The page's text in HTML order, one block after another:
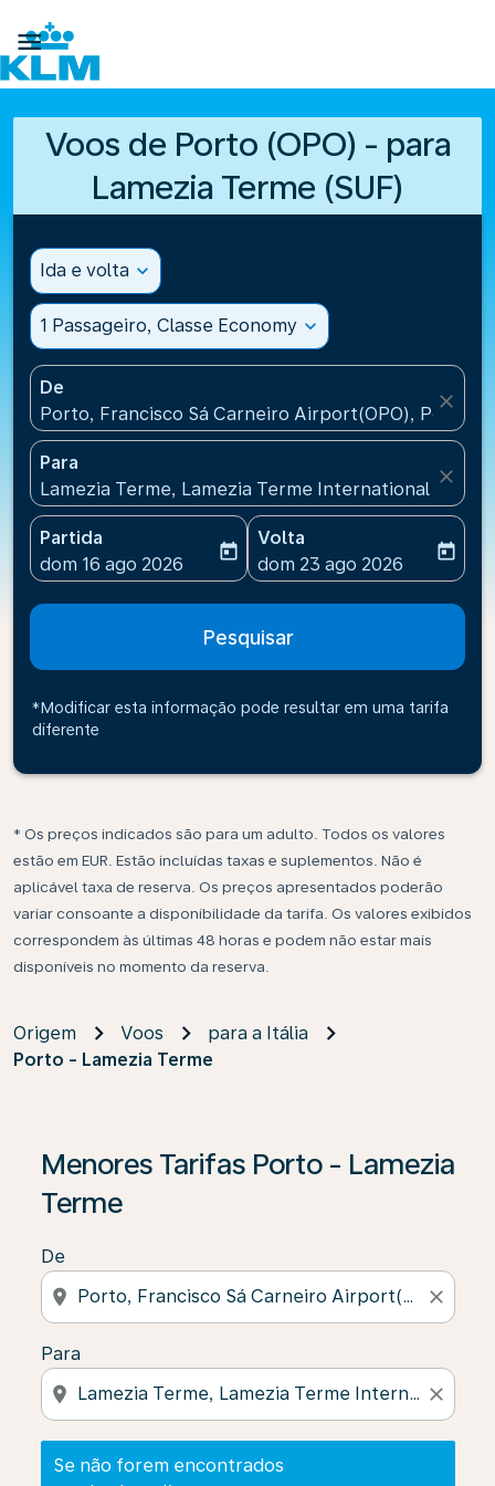

Voos de Porto (OPO) - para
Lamezia Terme (SUF)
Ida e volta expand_more
1 Passageiro, Classe Economy expand_more
De
Porto, Francisco Sá Carneiro Airport(OPO), Portugal
close
Para
Lamezia Terme, Lamezia Terme International
close
Partida
fc-booking-departure-date-aria-label
dom 16 ago 2026
today
Volta
fc-booking-return-date-
dom 23 ago 2026
today
Pesquisar
*Modificar esta informação pode resultar em uma tarifa
diferente
* Os preços indicados são para um adulto. Todos os valores
estão em EUR. Estão incluídas taxas e suplementos. Não é
aplicável taxa de reserva. Os preços apresentados poderão
variar consoante a disponibilidade da tarifa. Os valores exibidos
correspondem às últimas 48 horas e podem não estar mais
disponíveis no momento da reserva.
Origem Voos
para a Itália
Porto - Lamezia Terme
Menores Tarifas Porto - Lamezia
Terme
De
location_on close
Para
location_on close
Se não forem encontrados
Se não forem encontrados resultados, clique em